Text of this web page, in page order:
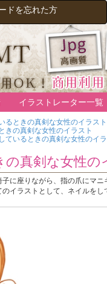
ドを忘れた方
イラストレーター一覧
るときの真剣な女性のイラスト
きの真剣な女性のイラスト
ているときの真剣な女性のイ
真剣な女性の
に座りながら、指の爪にマ
イラストとして、ネイルを